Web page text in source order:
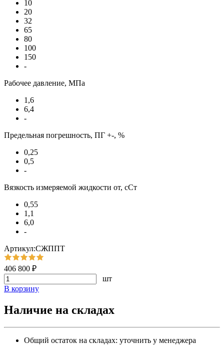
10
20
32
65
80
100
150
-
Рабочее давление, МПа
1,6
6,4
-
Предельная погрешность, ПГ +-, %
0,25
0,5
-
Вязкость измеряемой жидкости от, сСт
0,55
1,1
6,0
-
Артикул:СЖППТ
406 800 ₽
шт
В корзину
Наличие на складах
Общий остаток на складах: уточнить у менеджера